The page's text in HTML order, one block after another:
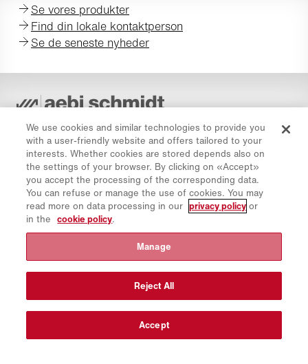
Se vores produkter
Find din lokale kontaktperson
Se de seneste nyheder
Politik for beskyttelse af personoplysninger
Politik for cookies
Kolofon
Ansvarsfraskrivelse
Nyhedsbrev
Reservedele
CO₂-beregner
Forhandlere og lokationer
IntelliOPS-logon
We use cookies and similar technologies to provide you
with a user-friendly website and offers tailored to your
interests. Whether cookies are stored depends also on
the settings of your browser. By clicking on «Accept»
you accept the processing of the corresponding data.
You can refuse or manage the use of cookies. You may
read more on data processing in our privacy policy or
in the cookie policy.
Manage
Reject All
Accept